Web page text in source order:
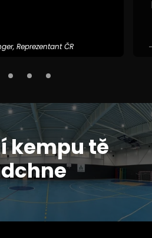
Reprezentant ČR
kempu tě